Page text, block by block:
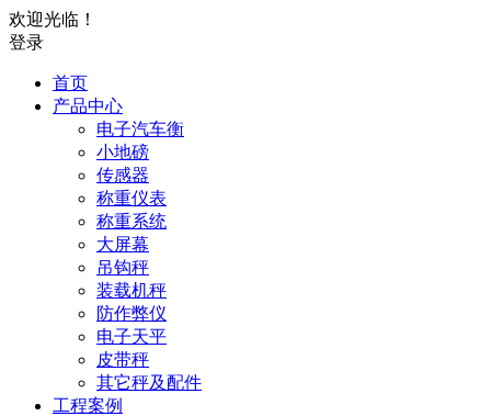
欢迎光临！
登录
首页
产品中心
电子汽车衡
小地磅
传感器
称重仪表
称重系统
大屏幕
吊钩秤
装载机秤
防作弊仪
电子天平
皮带秤
其它秤及配件
工程案例